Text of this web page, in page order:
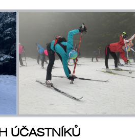
ÚČASTNÍKŮ